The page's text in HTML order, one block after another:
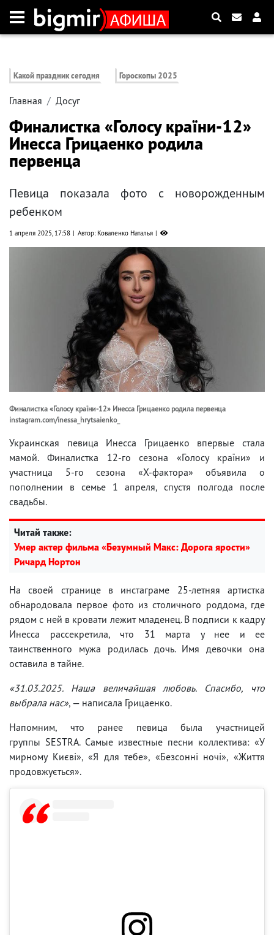
Какой праздник сегодня Гороскопы 2025
Главная Досуг
Финалистка «Голосу країни-12»
Инесса Грицаенко родила
первенца
Певица показала фото с новорожденным
ребенком
1 апреля 2025, 17:58 Автор: Коваленко Наталья
Финалистка «Голосу країни-12» Инесса Грицаенко родила первенца
instagram.com/inessa_hrytsaienko_
Украинская певица Инесса Грицаенко впервые стала
мамой. Финалистка 12-го сезона «Голосу країни» и
участница 5-го сезона «Х-фактора» объявила о
пополнении в семье 1 апреля, спустя полгода после
свадьбы.
Читай также:
Умер актер фильма «Безумный Макс: Дорога ярости»
Ричард Нортон
На своей странице в инстаграме 25-летняя артистка
обнародовала первое фото из столичного роддома, где
рядом с ней в кровати лежит младенец. В подписи к кадру
Инесса рассекретила, что 31 марта у нее и ее
таинственного мужа родилась дочь. Имя девочки она
оставила в тайне.
«31.03.2025. Наша величайшая любовь. Спасибо, что
выбрала нас», — написала Грицаенко.
Напомним, что ранее певица была участницей
группы SESTRA. Самые известные песни коллектива: «У
мирному Києві», «Я для тебе», «Безсонні ночі», «Життя
продовжується».